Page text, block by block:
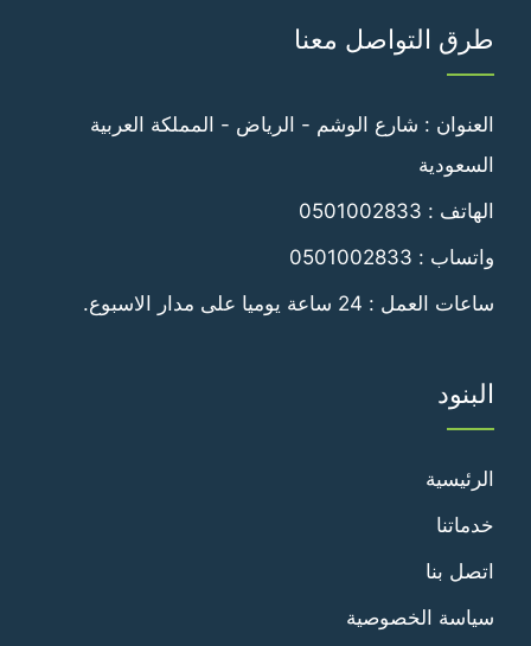
فيسبوك
طرق التواصل معنا
العنوان : شارع الوشم - الرياض - المملكة العربية
السعودية
الهاتف : 0501002833
واتساب : 0501002833
ساعات العمل : 24 ساعة يوميا على مدار الاسبوع.
البنود
الرئيسية
خدماتنا
اتصل بنا
سياسة الخصوصية